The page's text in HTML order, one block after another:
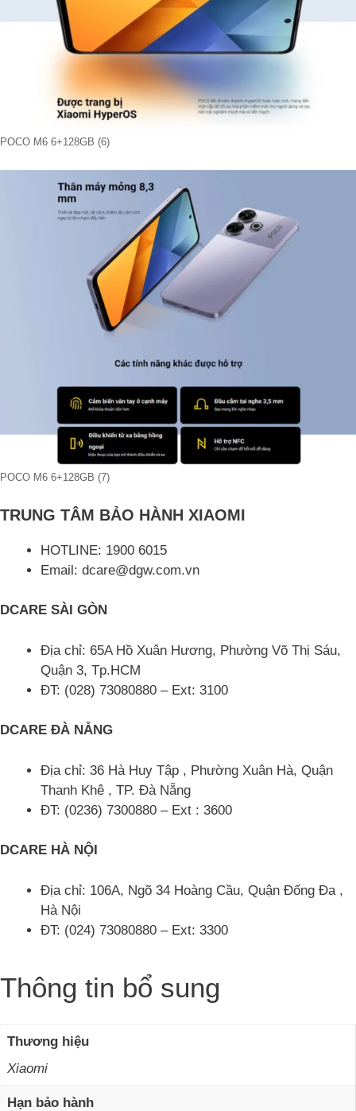
POCO M6 6+128GB (6)
POCO M6 6+128GB (7)
TRUNG TÂM BẢO HÀNH XIAOMI
HOTLINE: 1900 6015
Email: dcare@dgw.com.vn
DCARE SÀI GÒN
Địa chỉ: 65A Hồ Xuân Hương, Phường Võ Thị Sáu,
Quận 3, Tp.HCM
ĐT: (028) 73080880 – Ext: 3100
DCARE ĐÀ NẴNG
Địa chỉ: 36 Hà Huy Tập , Phường Xuân Hà, Quận
Thanh Khê , TP. Đà Nẵng
ĐT: (0236) 7300880 – Ext : 3600
DCARE HÀ NỘI
Địa chỉ: 106A, Ngõ 34 Hoàng Cầu, Quận Đống Đa ,
Hà Nội
ĐT: (024) 73080880 – Ext: 3300
Thông tin bổ sung
Thương hiệu
Xiaomi
Hạn bảo hành